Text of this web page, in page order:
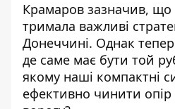
Крамаров зазначив, що
тримала важливі
Донеччині. Однак
де саме має бути той
якому наші компактні
ефективно чинити